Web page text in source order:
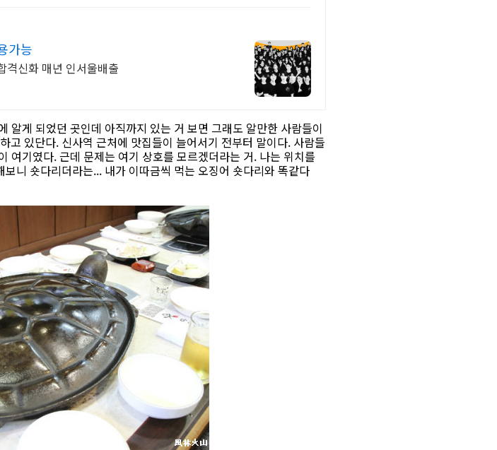
가능
격신화 매년 인서울배출
알게 되었던 곳인데 아직까지 있는 거 보면 그래도 알만한 사람들이
고 있단다. 신사역 근처에 맛집들이 늘어서기 전부터 말이다. 사람들
여기였다. 근데 문제는 여기 상호를 모르겠더라는 거. 나는 위치를
니 숏다리더라는... 내가 이따금씩 먹는 오징어 숏다리와 똑같다